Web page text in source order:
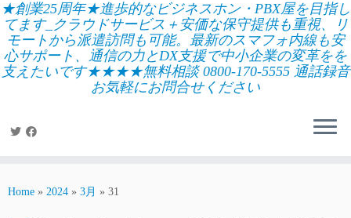
★創業25周年★進歩的なビジネスホン・PBX屋を目指し
てます_クラウドサービス＋安価な保守提供も重視、リ
モートから派遣訪問も可能。最新のスマフォ内線も安
心サポート、通信の力とDX支援で中小企業の変革をを
支えたいです★★★★無料相談 0800-170-5555 通話録音
お気軽にお問合せください
Home » 2024 » 3月 » 31